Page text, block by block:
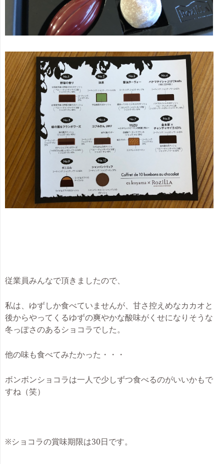
従業員みんなで頂きましたので、
私は、ゆずしか食べていませんが、甘さ控えめなカカオと
後からやってくるゆずの爽やかな酸味がくせになりそうな
冬っぽさのあるショコラでした。
他の味も食べてみたかった・・・
ボンボンショコラは一人で少しずつ食べるのがいいかもで
すね（笑）
※ショコラの賞味期限は30日です。